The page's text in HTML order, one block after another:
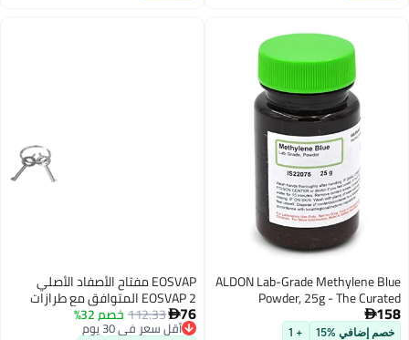
ALDON Lab-Grade
Powder, 25g - The
Chemical
%15
+ 1
EOSVAP مفتاح الأصفاد الأصلي
EOSVAP 2 المتوافق مع طرازات
112.33خصم 32%
أقل سعر في 30 يوم